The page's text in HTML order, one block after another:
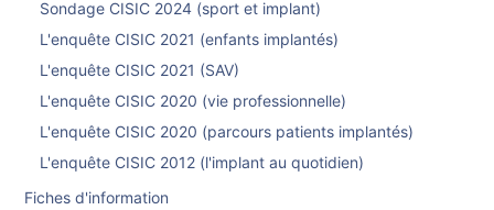
Sondage CISIC 2024 (sport et implant)
L'enquête CISIC 2021 (enfants implantés)
L'enquête CISIC 2021 (SAV)
L'enquête CISIC 2020 (vie professionnelle)
L'enquête CISIC 2020 (parcours patients implantés)
L'enquête CISIC 2012 (l'implant au quotidien)
Fiches d'information